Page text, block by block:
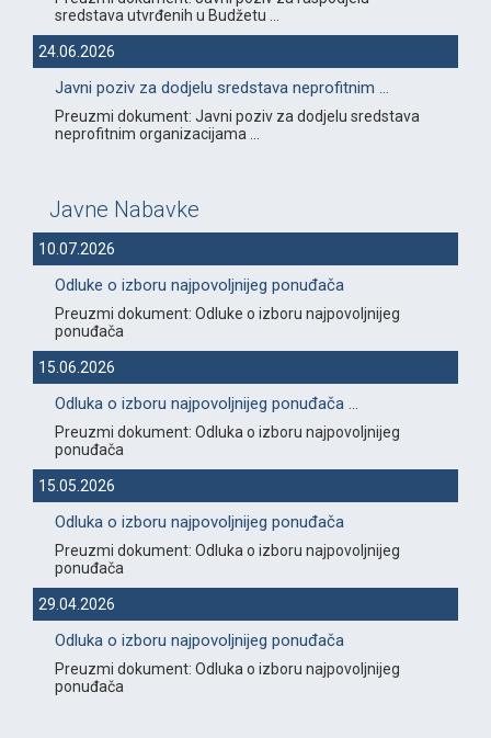
sredstava utvrđenih u Budžetu ...
24.06.2026
Javni poziv za dodjelu sredstava neprofitnim ...
Preuzmi dokument: Javni poziv za dodjelu sredstava
neprofitnim organizacijama ...
Javne Nabavke
10.07.2026
Odluke o izboru najpovoljnijeg ponuđača
Preuzmi dokument: Odluke o izboru najpovoljnijeg
ponuđača
15.06.2026
Odluka o izboru najpovoljnijeg ponuđača ...
Preuzmi dokument: Odluka o izboru najpovoljnijeg
ponuđača
15.05.2026
Odluka o izboru najpovoljnijeg ponuđača
Preuzmi dokument: Odluka o izboru najpovoljnijeg
ponuđača
29.04.2026
Odluka o izboru najpovoljnijeg ponuđača
Preuzmi dokument: Odluka o izboru najpovoljnijeg
ponuđača